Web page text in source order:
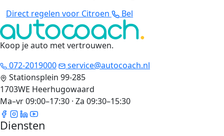
Direct regelen voor Citroen
Bel
Koop je auto met vertrouwen.
072-2019000
service@autocoach.nl
Stationsplein 99-285
1703WE Heerhugowaard
Ma–vr 09:00–17:30 · Za 09:30–15:30
Diensten